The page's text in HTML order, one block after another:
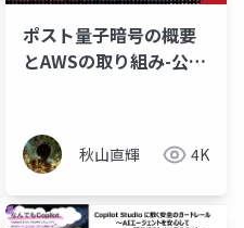
ポスト量子暗号の概要
とAWSの取り組み-公開
秋山直輝 4K